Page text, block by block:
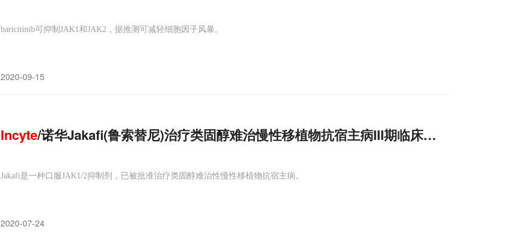
baricitinib可抑制JAK1和JAK2，据推测可减轻细胞因子风暴。
2020-09-15
Incyte/诺华Jakafi(鲁索替尼)治疗类固醇难治慢性移植物抗宿主病III期临床成功!
Jakafi是一种口服JAK1/2抑制剂，已被批准治疗类固醇难治性慢性移植物抗宿主病。
2020-07-24